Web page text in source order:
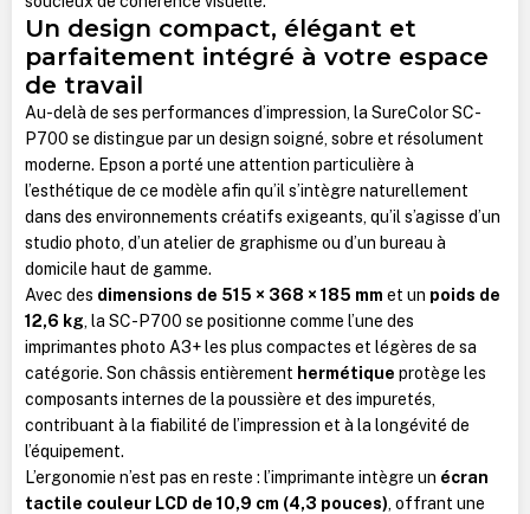
Un design compact, élégant et
parfaitement intégré à votre espace
de travail
Au-delà de ses performances d’impression, la SureColor SC-
P700 se distingue par un design soigné, sobre et résolument
moderne. Epson a porté une attention particulière à
l’esthétique de ce modèle afin qu’il s’intègre naturellement
dans des environnements créatifs exigeants, qu’il s’agisse d’un
studio photo, d’un atelier de graphisme ou d’un bureau à
domicile haut de gamme.
Avec des dimensions de 515 × 368 × 185 mm et un poids de
12,6 kg, la SC-P700 se positionne comme l’une des
imprimantes photo A3+ les plus compactes et légères de sa
catégorie. Son châssis entièrement hermétique protège les
composants internes de la poussière et des impuretés,
contribuant à la fiabilité de l’impression et à la longévité de
l’équipement.
L’ergonomie n’est pas en reste : l’imprimante intègre un écran
tactile couleur LCD de 10,9 cm (4,3 pouces), offrant une